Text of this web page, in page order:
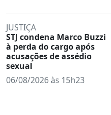
JUSTIÇA
STJ condena Marco Buzzi
à perda do cargo após
acusações de assédio
sexual
06/08/2026 às 15h23